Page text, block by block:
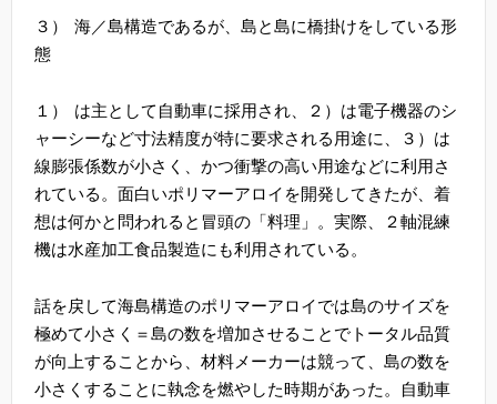
３）
海／島構造であるが、島と島に橋掛けをしている形
態
１）
は主として自動車に採用され、２）は電子機器のシ
ャーシーなど寸法精度が特に要求される用途に、３）は
線膨張係数が小さく、かつ衝撃の高い用途などに利用さ
れている。 面白いポリマーアロイを開発してきたが、着
想は何かと問われると冒頭の「料理」。 実際、２軸混練
機は水産加工食品製造にも利用されている。
話を戻して海島構造のポリマーアロイでは島のサイズを
極めて小さく＝島の数を増加させることでトータル品質
が向上することから、材料メーカーは競って、島の数を
小さくすることに執念を燃やした時期があった。自動車